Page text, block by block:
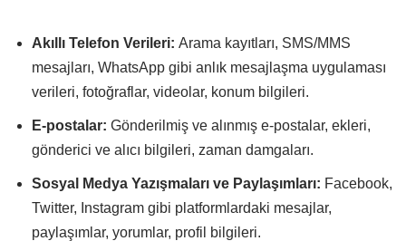
Akıllı Telefon Verileri: Arama kayıtları, SMS/MMS
mesajları, WhatsApp gibi anlık mesajlaşma uygulaması
verileri, fotoğraflar, videolar, konum bilgileri.
E-postalar: Gönderilmiş ve alınmış e-postalar, ekleri,
gönderici ve alıcı bilgileri, zaman damgaları.
Sosyal Medya Yazışmaları ve Paylaşımları: Facebook,
Twitter, Instagram gibi platformlardaki mesajlar,
paylaşımlar, yorumlar, profil bilgileri.